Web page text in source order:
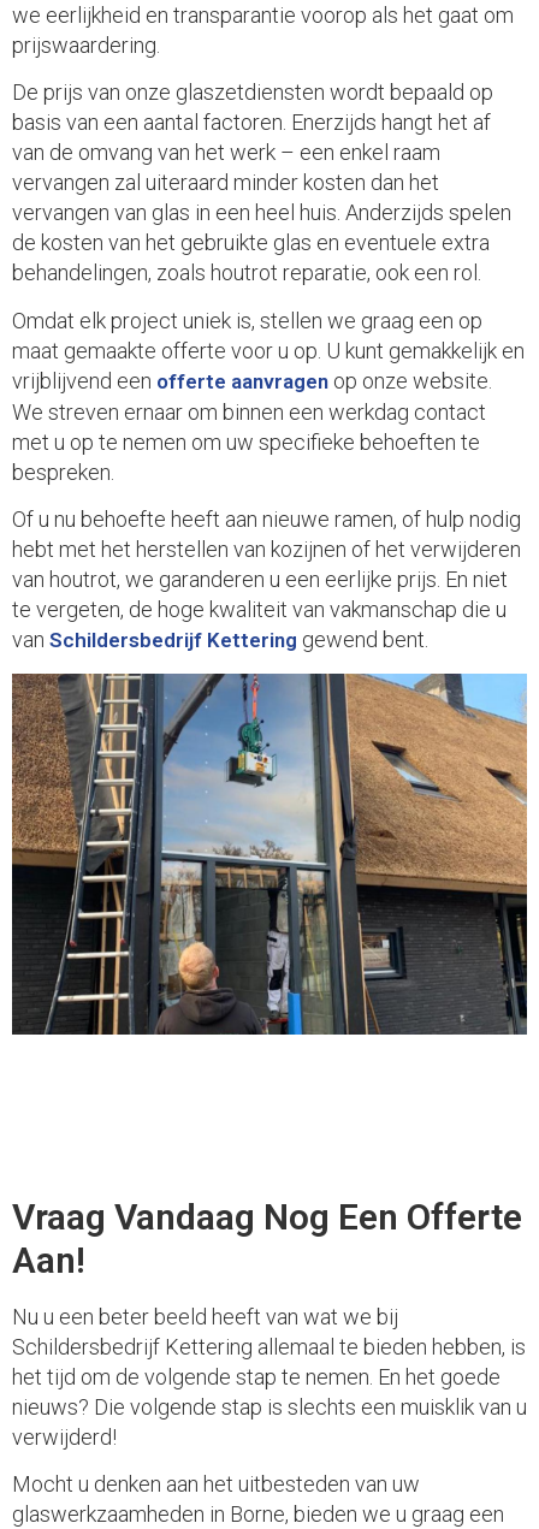
we eerlijkheid en transparantie voorop als het gaat om
prijswaardering.
De prijs van onze glaszetdiensten wordt bepaald op
basis van een aantal factoren. Enerzijds hangt het af
van de omvang van het werk – een enkel raam
vervangen zal uiteraard minder kosten dan het
vervangen van glas in een heel huis. Anderzijds spelen
de kosten van het gebruikte glas en eventuele extra
behandelingen, zoals houtrot reparatie, ook een rol.
Omdat elk project uniek is, stellen we graag een op
maat gemaakte offerte voor u op. U kunt gemakkelijk en
vrijblijvend een offerte aanvragen op onze website.
We streven ernaar om binnen een werkdag contact
met u op te nemen om uw specifieke behoeften te
bespreken.
Of u nu behoefte heeft aan nieuwe ramen, of hulp nodig
hebt met het herstellen van kozijnen of het verwijderen
van houtrot, we garanderen u een eerlijke prijs. En niet
te vergeten, de hoge kwaliteit van vakmanschap die u
van Schildersbedrijf Kettering gewend bent.
Vraag Vandaag Nog Een Offerte
Aan!
Nu u een beter beeld heeft van wat we bij
Schildersbedrijf Kettering allemaal te bieden hebben, is
het tijd om de volgende stap te nemen. En het goede
nieuws? Die volgende stap is slechts een muisklik van u
verwijderd!
Mocht u denken aan het uitbesteden van uw
glaswerkzaamheden in Borne, bieden we u graag een